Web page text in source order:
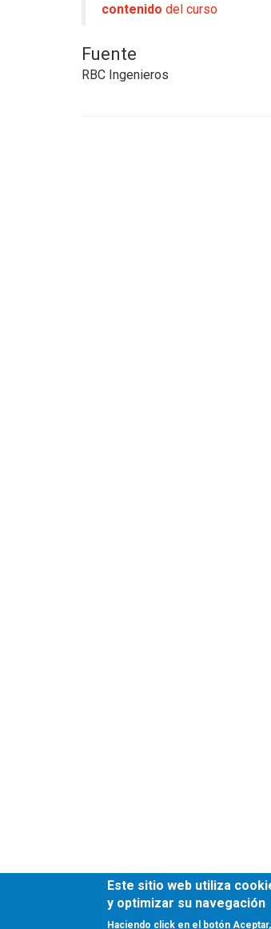
contenido del curso
Fuente
RBC Ingenieros
Este sitio web utiliza
y optimizar su navegación
Haciendo click en el botón